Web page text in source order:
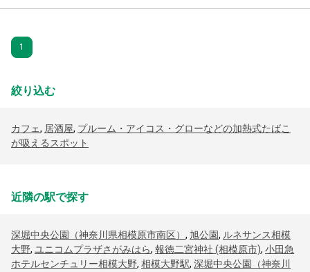
1
絞り込む
カフェ, 居酒屋, プルーム・アイコス・グローなどの加熱式たばこ
が吸えるスポット
近隣の駅で探す
深堀中央公園（神奈川県相模原市南区） , 旭公園, ルネサンス相模
大野, ユニコムプラザさがみはら, 報徳二宮神社 (相模原市), 小田急
ホテルセンチュリー相模大野, 相模大野駅, 深堀中央公園（神奈川